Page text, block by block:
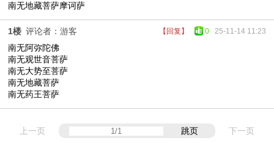
南无地藏菩萨摩诃萨
【回复】 0 25-11-14 11:23
1楼 评论者：游客
南无阿弥陀佛
南无观世音菩萨
南无大势至菩萨
南无地藏菩萨
南无药王菩萨
上一页 跳页 下一页